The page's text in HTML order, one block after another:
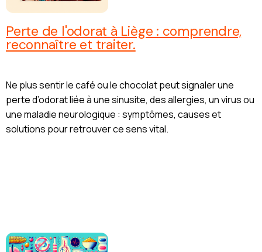
Perte de l'odorat à Liège : comprendre,
reconnaître et traiter.
Ne plus sentir le café ou le chocolat peut signaler une
perte d’odorat liée à une sinusite, des allergies, un virus ou
une maladie neurologique : symptômes, causes et
solutions pour retrouver ce sens vital.